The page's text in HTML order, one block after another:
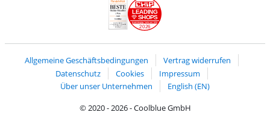
2026
LEADING
SHOPS
Allgemeine Geschäftsbedingungen
Vertrag widerrufen
Datenschutz
Cookies
Impressum
Über unser Unternehmen
English (EN)
© 2020 - 2026 - Coolblue GmbH